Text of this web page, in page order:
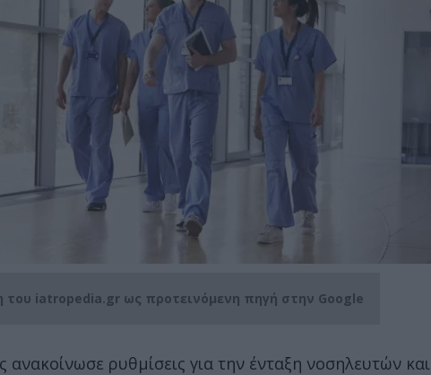
του iatropedia.gr ως προτεινόμενη πηγή στην Google
ανακοίνωσε ρυθμίσεις για την ένταξη νοσηλευτών και